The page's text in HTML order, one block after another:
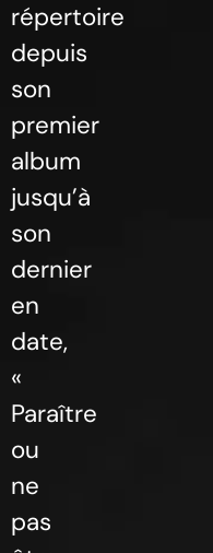
répertoire
depuis
son
premier
album
jusqu’à
son
dernier
en
date,
«
Paraître
ou
ne
pas